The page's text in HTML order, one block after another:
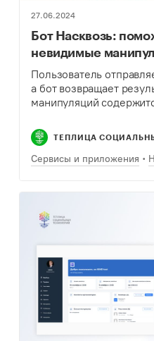
27.06.2024
Бот Насквозь:
невидимые
Пользователь
а бот возвращает
манипуляций
ТЕПЛИЦА
Сервисы и приложения